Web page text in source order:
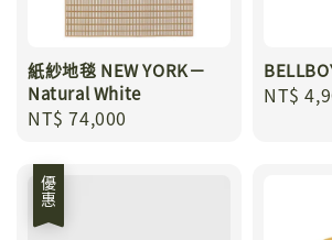
紙紗地毯 NEW YORK－
Natural White
Regular
NT$ 74,000
Regular
NT$
優惠